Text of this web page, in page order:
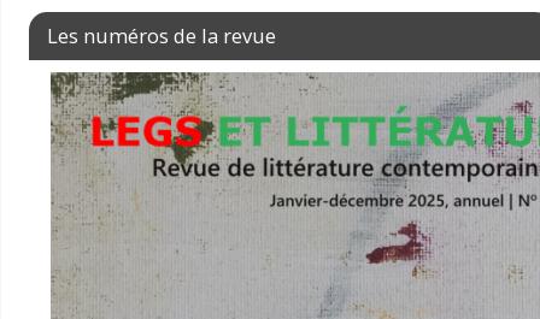
Les numéros de la revue